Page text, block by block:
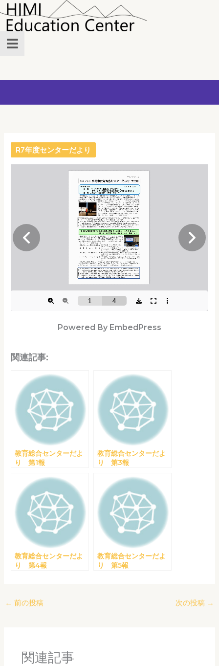
容
を
R7年度センターだより
Powered By EmbedPress
関連記事:
教育総合センターだよ
り 第1報
教育総合センターだよ
り 第3報
教育総合センターだよ
り 第4報
教育総合センターだよ
り 第5報
← 前の投稿 次の投稿 →
関連記事